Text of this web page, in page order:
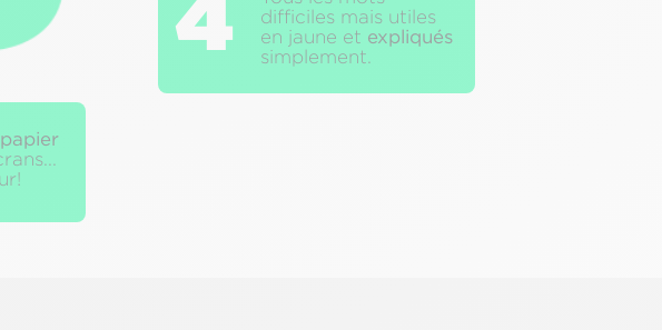
4
difficiles mais utiles
en jaune et expliqués
simplement.